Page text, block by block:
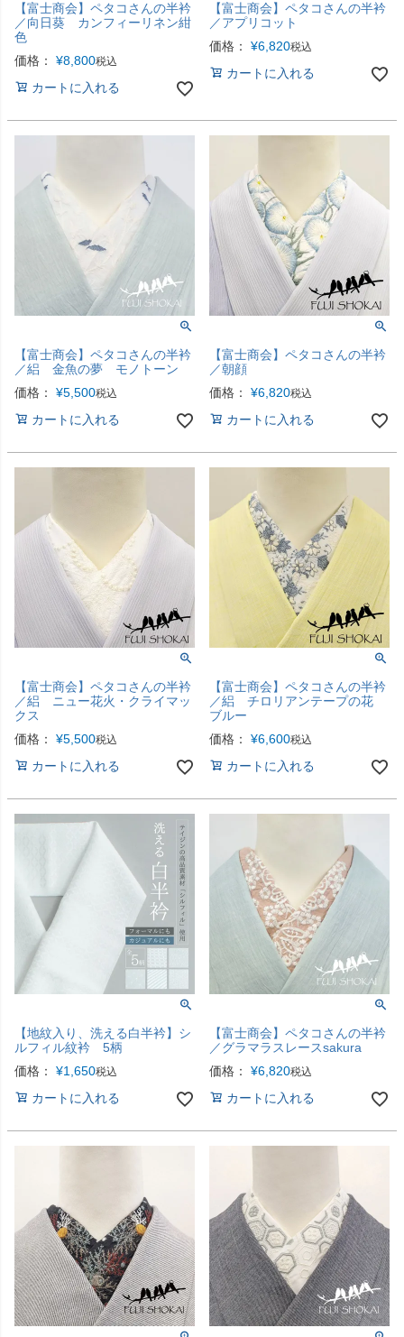
【富士商会】ペタコさんの半衿
／向日葵 カンフィーリネン紺
色
価格：
¥8,800税込
カートに入れる
【富士商会】ペタコさんの半衿
／アプリコット
価格：
¥6,820税込
カートに入れる
【富士商会】ペタコさんの半衿
／絽 金魚の夢 モノトーン
価格：
¥5,500税込
カートに入れる
【富士商会】ペタコさんの半衿
／朝顔
価格：
¥6,820税込
カートに入れる
【富士商会】ペタコさんの半衿
／絽 ニュー花火・クライマッ
クス
価格：
¥5,500税込
カートに入れる
【富士商会】ペタコさんの半衿
／絽 チロリアンテープの花
ブルー
価格：
¥6,600税込
カートに入れる
【地紋入り、洗える白半衿】シ
ルフィル紋衿 5柄
価格：
¥1,650税込
カートに入れる
【富士商会】ペタコさんの半衿
／グラマラスレースsakura
価格：
¥6,820税込
カートに入れる